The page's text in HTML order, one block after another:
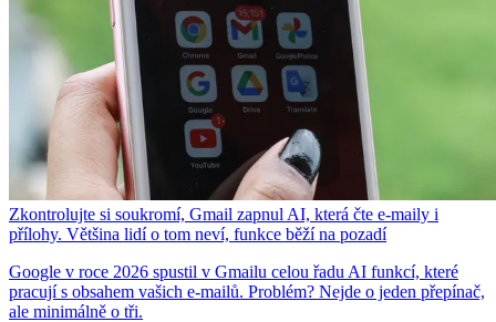
Zkontrolujte si soukromí, Gmail zapnul AI, která čte e-maily i
přílohy. Většina lidí o tom neví, funkce běží na pozadí
Google v roce 2026 spustil v Gmailu celou řadu AI funkcí, které
pracují s obsahem vašich e-mailů. Problém? Nejde o jeden přepínač,
ale minimálně o tři.